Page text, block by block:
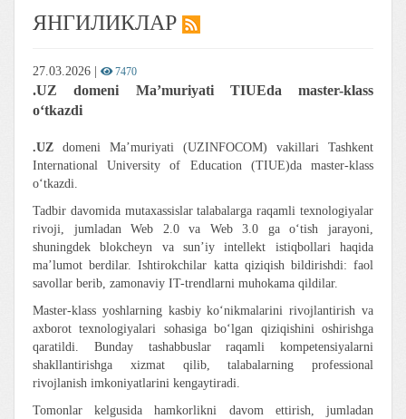
ЯНГИЛИКЛАР
27.03.2026 7470
.UZ domeni Ma’muriyati TIUEda master-klass
o‘tkazdi
.UZ domeni Ma’muriyati (UZINFOCOM) vakillari Tashkent
International University of Education (TIUE)da master-klass
o‘tkazdi.
Tadbir davomida mutaxassislar talabalarga raqamli texnologiyalar
rivoji, jumladan Web 2.0 va Web 3.0 ga o‘tish jarayoni,
shuningdek blokcheyn va sun’iy intellekt istiqbollari haqida
ma’lumot berdilar. Ishtirokchilar katta qiziqish bildirishdi: faol
savollar berib, zamonaviy IT-trendlarni muhokama qildilar.
Master-klass yoshlarning kasbiy ko‘nikmalarini rivojlantirish va
axborot texnologiyalari sohasiga bo‘lgan qiziqishini oshirishga
qaratildi. Bunday tashabbuslar raqamli kompetensiyalarni
shakllantirishga xizmat qilib, talabalarning professional
rivojlanish imkoniyatlarini kengaytiradi.
Tomonlar kelgusida hamkorlikni davom ettirish, jumladan